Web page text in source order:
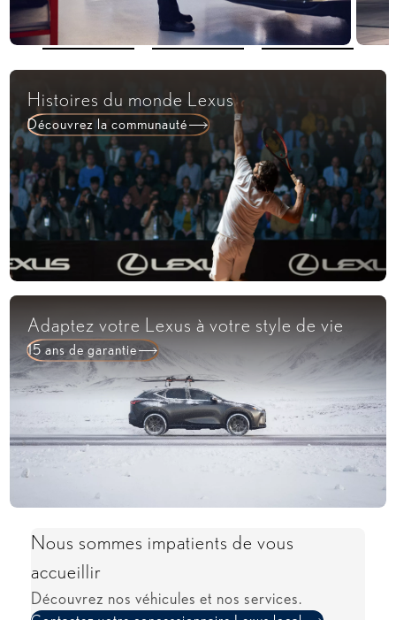
Histoires du monde Lexus
Découvrez la communauté
Adaptez votre Lexus à votre style de vie
15 ans de garantie
Nous sommes impatients de vous
accueillir
Découvrez nos véhicules et nos services.